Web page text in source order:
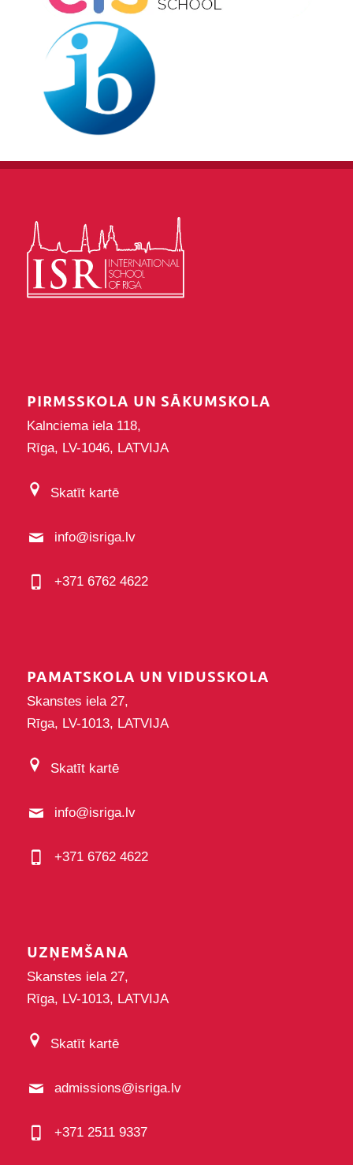
PIRMSSKOLA UN SĀKUMSKOLA
Kalnciema iela 118,
Rīga, LV-1046, LATVIJA
Skatīt kartē
info@isriga.lv
+371 6762 4622
PAMATSKOLA UN VIDUSSKOLA
Skanstes iela 27,
Rīga, LV-1013, LATVIJA
Skatīt kartē
info@isriga.lv
+371 6762 4622
UZŅEMŠANA
Skanstes iela 27,
Rīga, LV-1013, LATVIJA
Skatīt kartē
admissions@isriga.lv
+371 2511 9337